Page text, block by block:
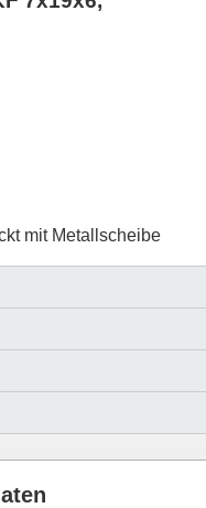
mit Metallscheibe